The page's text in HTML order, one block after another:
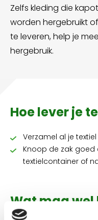
Zelfs kleding die
worden hergebruikt
te leveren, help je
hergebruik.
Hoe lever je
Verzamel al je
Knoop de zak
textielcontainer of
Wat mag wel